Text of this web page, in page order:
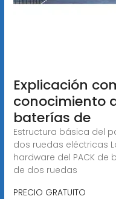
Explicación
conocimiento
baterías de
Estructura básica del
dos ruedas eléctricas
hardware del PACK
de dos ruedas
PRECIO GRATUITO